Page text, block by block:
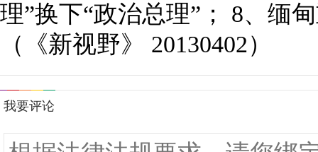
理”换下“政治总理”； 8、缅
（《新视野》 20130402）